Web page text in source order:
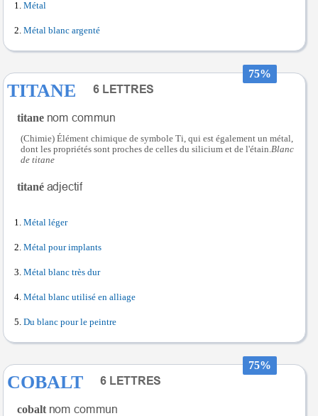
Métal
Métal blanc argenté
75%
TITANE
titane
(Chimie) Élément chimique de symbole Ti, qui est également un métal,
dont les propriétés sont proches de celles du silicium et de l'étain. Blanc
de titane
titané
Métal léger
Métal pour implants
Métal blanc très dur
Métal blanc utilisé en alliage
Du blanc pour le peintre
75%
COBALT
cobalt